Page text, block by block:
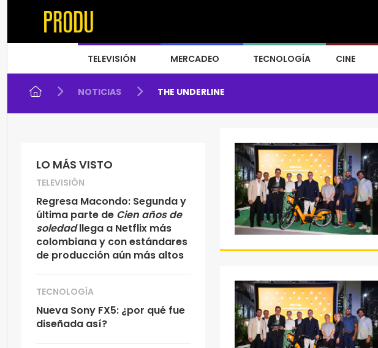
TELEVISIÓN MERCADEO TECNOLOGÍA CINE
NOTICIAS THE UNDERLINE
LO MÁS VISTO
TELEVISIÓN
Regresa Macondo: Segunda y
última parte de Cien años de
soledadllega a Netflix más
colombiana y con estándares
de producción aún más altos
TECNOLOGÍA
Nueva Sony FX5: ¿por qué fue
diseñada así?